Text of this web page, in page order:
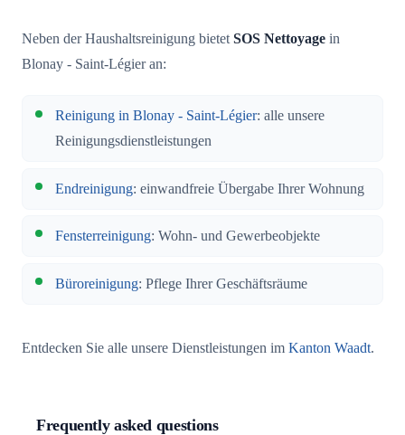
Neben der Haushaltsreinigung bietetSOS Nettoyage in
Blonay - Saint-Légier an:
Reinigung in Blonay - Saint-Légier: alle unsere
Reinigungsdienstleistungen
Endreinigung: einwandfreie Übergabe Ihrer Wohnung
Fensterreinigung: Wohn- und Gewerbeobjekte
Büroreinigung: Pflege Ihrer Geschäftsräume
Entdecken Sie alle unsere Dienstleistungen im Kanton Waadt.
Frequently asked questions